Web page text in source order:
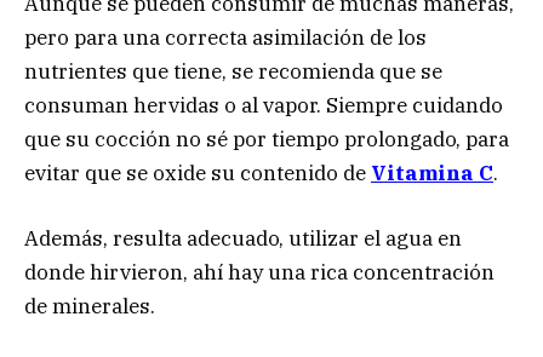
pero para una correcta asimilación de los
nutrientes que tiene, se recomienda que se
consuman hervidas o al vapor. Siempre cuidando
que su cocción no sé por tiempo prolongado, para
evitar que se oxide su contenido de Vitamina C.
Además, resulta adecuado, utilizar el agua en
donde hirvieron, ahí hay una rica concentración
de minerales.